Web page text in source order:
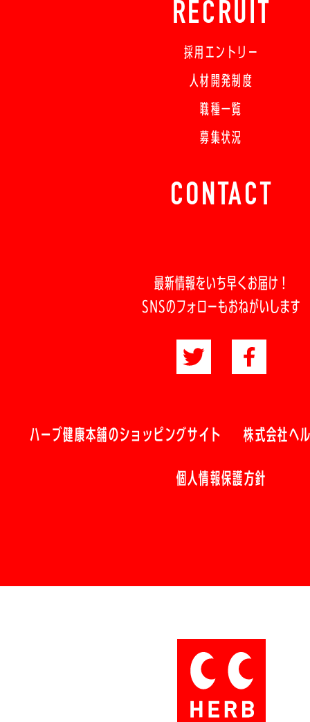
RECRUIT
採用エントリー
人材開発制度
職種一覧
募集状況
CONTACT
最新情報をいち早くお届け！
SNSのフォローもおねがいします
ハーブ健康本舗のショッピングサイト 株式会社ヘ
個人情報保護方針